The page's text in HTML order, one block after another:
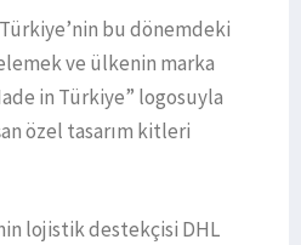
bu dönemdeki
ve ülkenin marka
in Türkiye” logosuyla
özel tasarım kitleri
lojistik destekçisi DHL